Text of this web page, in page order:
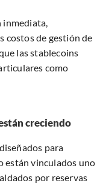
inmediata,
costos de gestión de
las stablecoins
como
creciendo
para
están vinculados uno
por reservas